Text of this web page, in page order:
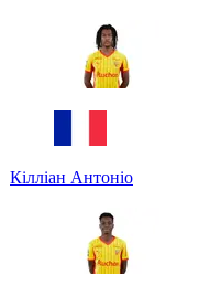
Кілліан Антоніо